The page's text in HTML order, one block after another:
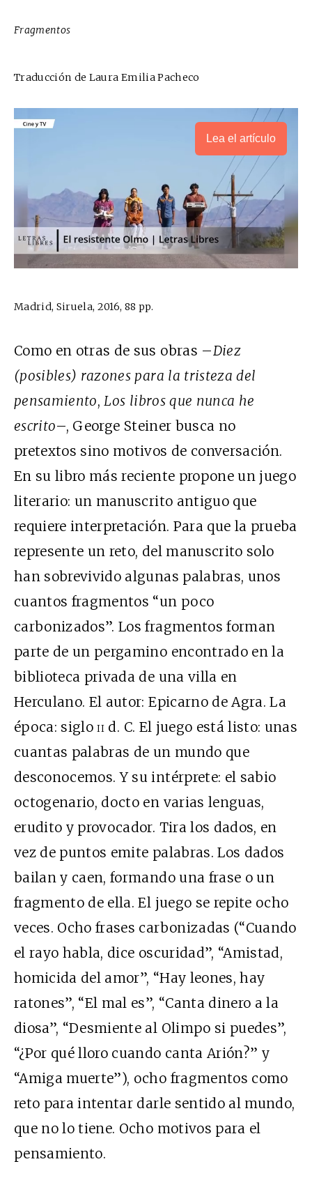
Fragmentos
Traducción de Laura Emilia Pacheco
Lea el artículo
Madrid, Siruela, 2016, 88 pp.
Como en otras de sus obras –Diez
(posibles) razones para la tristeza del
pensamiento, Los libros que nunca he
escrito–, George Steiner busca no
pretextos sino motivos de conversación.
En su libro más reciente propone un juego
literario: un manuscrito antiguo que
requiere interpretación. Para que la prueba
represente un reto, del manuscrito solo
han sobrevivido algunas palabras, unos
cuantos fragmentos “un poco
carbonizados”. Los fragmentos forman
parte de un pergamino encontrado en la
biblioteca privada de una villa en
Herculano. El autor: Epicarno de Agra. La
época: sigloii d. C. El juego está listo: unas
cuantas palabras de un mundo que
desconocemos. Y su intérprete: el sabio
octogenario, docto en varias lenguas,
erudito y provocador. Tira los dados, en
vez de puntos emite palabras. Los dados
bailan y caen, formando una frase o un
fragmento de ella. El juego se repite ocho
veces. Ocho frases carbonizadas (“Cuando
el rayo habla, dice oscuridad”, “Amistad,
homicida del amor”, “Hay leones, hay
ratones”, “El mal es”, “Canta dinero a la
diosa”, “Desmiente al Olimpo si puedes”,
“¿Por qué lloro cuando canta Arión?” y
“Amiga muerte”), ocho fragmentos como
reto para intentar darle sentido al mundo,
que no lo tiene. Ocho motivos para el
pensamiento.